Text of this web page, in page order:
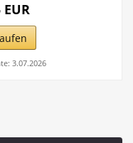
EUR
3.07.2026